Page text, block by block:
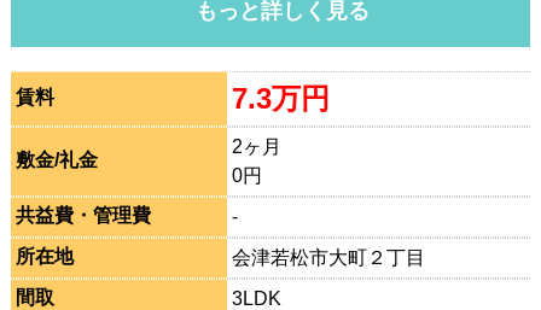
もっと詳しく見る
賃料 7.3万円
敷金/礼金
2ヶ月
0円
共益費・管理費
-
所在地
会津若松市大町２丁目
間取
3LDK